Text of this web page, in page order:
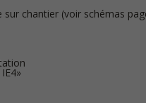
chantier (voir schémas